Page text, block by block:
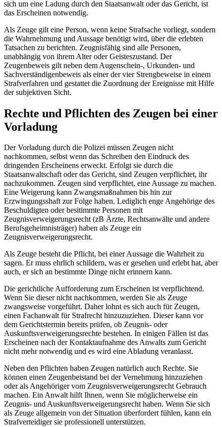
sich um eine Ladung durch den Staatsanwalt oder das Gericht, ist
das Erscheinen notwendig.
Als Zeuge gilt eine Person, wenn keine Strafsache vorliegt, sondern
die Wahrnehmung und Aussage benötigt wird, über die erlebten
Tatsachen zu berichten. Zeugnisfähig sind alle Personen,
unabhängig von ihrem Alter oder Geisteszustand. Der
Zeugenbeweis gilt neben dem Augenschein-, Urkunden- und
Sachverständigenbeweis als einer der vier Strengbeweise in einem
Strafverfahren und gestattet die Zuordnung der Ereignisse mit Hilfe
der subjektiven Sicht.
Rechte und Pflichten des Zeugen bei einer
Vorladung
Der Vorladung durch die Polizei müssen Zeugen nicht
nachkommen, selbst wenn das Schreiben den Eindruck des
dringenden Erscheinens erweckt. Erfolgt sie durch die
Staatsanwaltschaft oder das Gericht, sind Zeugen verpflichtet, ihr
nachzukommen. Zeugen sind verpflichtet, eine Aussage zu machen.
Eine Weigerung kann Zwangsmaßnahmen bis hin zur
Erzwingungsshaft zur Folge haben. Lediglich enge Angehörige des
Beschuldigten oder besitimmte Personen mit
Zeugnisverweigerungsrecht (zB Ärzte, Rechtsanwälte und andere
Berufsgeheimnisträger) haben als Zeuge ein
Zeugnisverweigerungsrecht.
Als Zeuge besteht die Pflicht, bei einer Aussage die Wahrheit zu
sagen. Er muss ehrlich schildern, was er gesehen und erlebt hat, aber
auch, er sich an bestimmte Dinge nicht erinnern kann.
Die gerichtliche Aufforderung zum Erscheinen ist verpflichtend.
Wenn Sie dieser nicht nachkommen, werden Sie als Zeuge
zwangsweise vorgeführt. Daher lohnt es sich auch für Zeugen,
einen Fachanwalt für Strafrecht hinzuzuziehen. Dieser kann vor
dem Gerichtstermin bereits prüfen, ob Zeugnis- oder
Auskunftsverweigerungsrechte bestehen. In einigen Fällen ist das
Erscheinen nach der Kontaktaufnahme des Anwalts zum Gericht
nicht mehr notwendig und es wird eine Abladung veranlasst.
Neben den Pflichten haben Zeugen natürlich auch Rechte. Sie
können einen Zeugenbeistand bei der Vernehmung hinzuziehen
oder als Angehöriger vom Zeugnisverweigerungsrecht Gebrauch
machen. Ein Anwalt hilft Ihnen, wenn Sie möglicherweise ein
Zeugnis- und Auskunftsverweigerungsrecht haben. Wenn Sie sich
als Zeuge allgemein von der Situation überfordert fühlen, kann ein
Strafverteidiger sie professionell unterstützen.